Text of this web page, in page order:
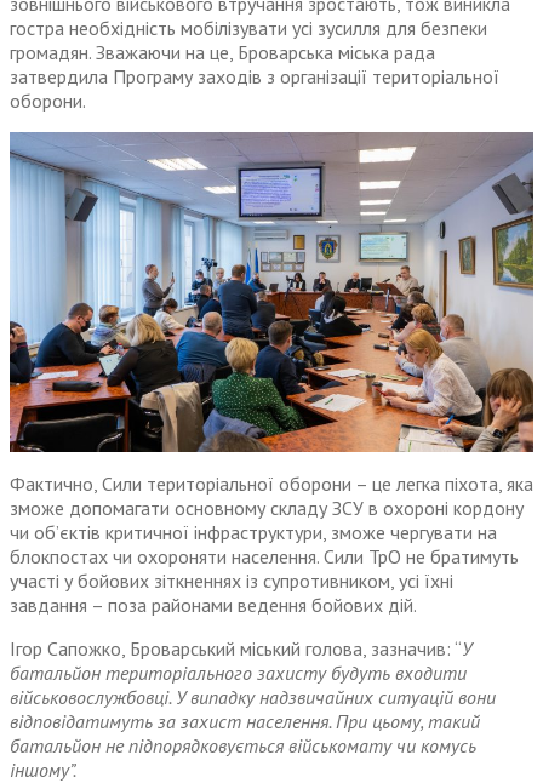
гостра необхідність мобілізувати усі зусилля для безпеки
громадян. Зважаючи на це, Броварська міська рада
затвердила Програму заходів з організації територіальної
оборони.
Фактично, Сили територіальної оборони – це легка піхота, яка
зможе допомагати основному складу ЗСУ в охороні кордону
чи об’єктів критичної інфраструктури, зможе чергувати на
блокпостах чи охороняти населення. Сили ТрО не братимуть
участі у бойових зіткненнях із супротивником, усі їхні
завдання – поза районами ведення бойових дій.
Ігор Сапожко, Броварський міський голова, зазначив: “У
батальйон територіального захисту будуть входити
військовослужбовці. У випадку надзвичайних ситуацій вони
відповідатимуть за захист населення. При цьому, такий
батальйон не підпорядковується військомату чи комусь
іншому”.